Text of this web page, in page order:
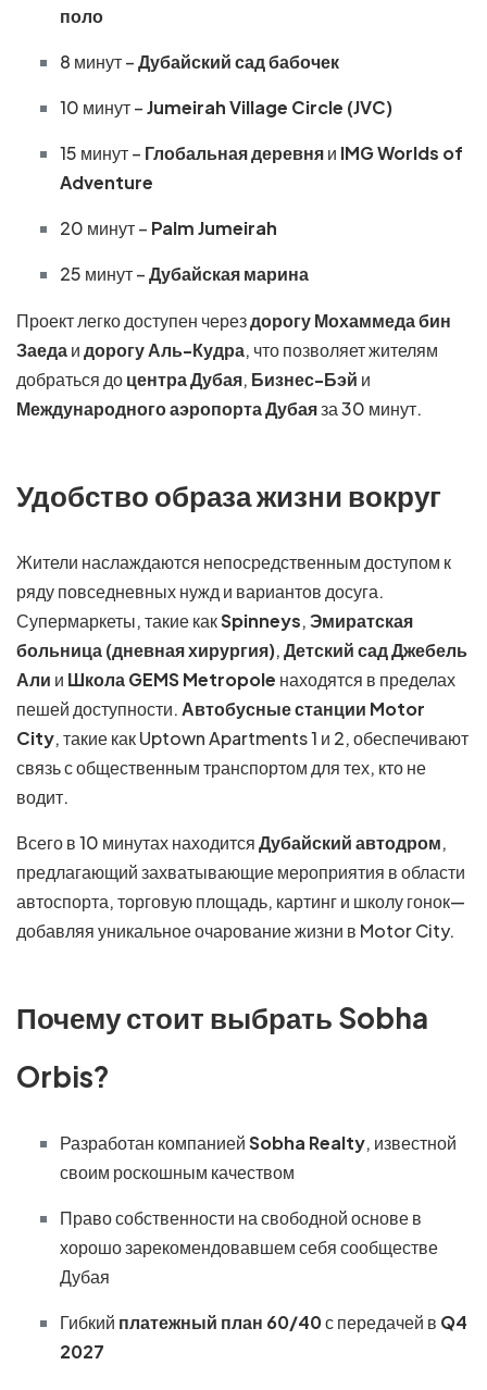
поло
8 минут –Дубайский сад бабочек
10 минут –Jumeirah Village Circle (JVC)
15 минут – Глобальная деревняи IMG Worlds of
Adventure
20 минут – Palm Jumeirah
25 минут –Дубайская марина
Проект легко доступен черездорогу Мохаммеда бин
Заедаидорогу Аль-Кудра, что позволяет жителям
добраться доцентра Дубая, Бизнес-Бэй и
Международного аэропорта Дубаяза 30 минут.
Удобство образа жизни вокруг
Жители наслаждаются непосредственным доступом к
ряду повседневных нужд и вариантов досуга.
Супермаркеты, такие какSpinneys,Эмиратская
больница (дневная хирургия),Детский сад Джебель
Али и Школа GEMS Metropole находятся в пределах
пешей доступности.Автобусные станции Motor
City, такие как Uptown Apartments 1 и 2, обеспечивают
связь с общественным транспортом для тех, кто не
водит.
Всего в 10 минутах находитсяДубайский автодром,
предлагающий захватывающие мероприятия в области
автоспорта, торговую площадь, картинг и школу гонок—
добавляя уникальное очарование жизни в Motor City.
Почему стоит выбрать Sobha
Orbis?
Разработан компаниейSobha Realty, известной
своим роскошным качеством
Право собственности на свободной основе в
хорошо зарекомендовавшем себя сообществе
Дубая
Гибкий платежный план 60/40с передачей в Q4
2027